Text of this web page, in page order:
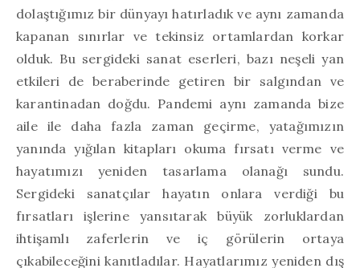
dolaştığımız bir dünyayı hatırladık ve aynı zamanda
kapanan sınırlar ve tekinsiz ortamlardan korkar
olduk. Bu sergideki sanat eserleri, bazı neşeli yan
etkileri de beraberinde getiren bir salgından ve
karantinadan doğdu. Pandemi aynı zamanda bize
aile ile daha fazla zaman geçirme, yatağımızın
yanında yığılan kitapları okuma fırsatı verme ve
hayatımızı yeniden tasarlama olanağı sundu.
Sergideki sanatçılar hayatın onlara verdiği bu
fırsatları işlerine yansıtarak büyük zorluklardan
ihtişamlı zaferlerin ve iç görülerin ortaya
çıkabileceğini kanıtladılar. Hayatlarımız yeniden dış